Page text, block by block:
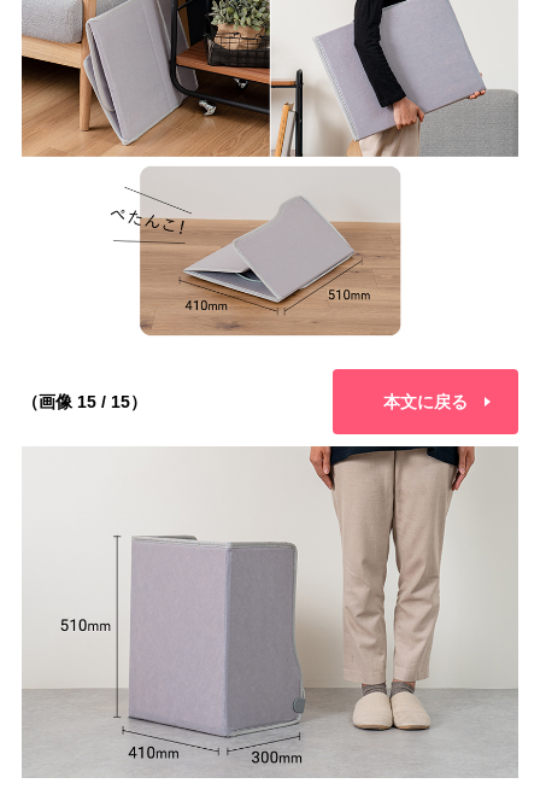
（画像 15 / 15） 本文に戻る